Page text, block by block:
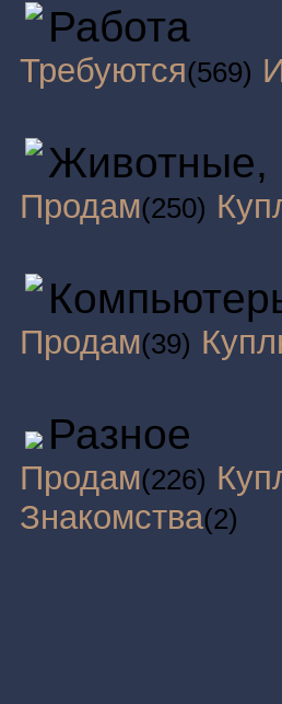
Работа
Требуются(569)
Животные,
Продам(250)
Продам(39)
Разное
Продам(226)
Знакомства(2)